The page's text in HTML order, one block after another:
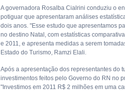
A governadora Rosalba Cialrini conduziu o
potiguar que apresentaram análises
dois anos. "Esse estudo que apresentamos
no destino Natal, com estatísticas
e 2011, e apresenta medidas a serem
Estado do Turismo, Ramzi Elali.
Após a apresentação dos representantes do
investimentos feitos pelo Governo do RN no
"Investimos em 2011 R$ 2 milhões em uma